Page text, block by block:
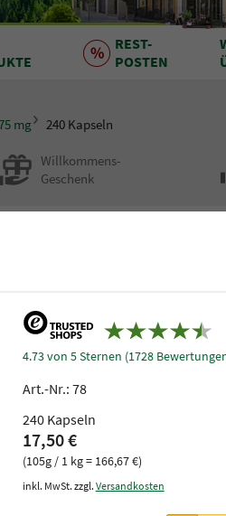
REST-
POSTEN
mg
240 Kapseln
Willkommens-
Geschenk
4.73 von 5 Sternen (1728
Art.-Nr.: 78
240 Kapseln
17,50 €
(105g / 1 kg = 166,67 €)
inkl. MwSt. zzgl. Versandkosten